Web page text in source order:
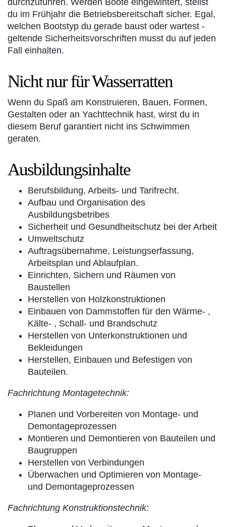
durchzuführen. Werden Boote eingewintert, stellst
du im Frühjahr die Betriebsbereitschaft sicher. Egal,
welchen Bootstyp du gerade baust oder wartest -
geltende Sicherheitsvorschriften musst du auf jeden
Fall einhalten.
Nicht nur für Wasserratten
Wenn du Spaß am Konstruieren, Bauen, Formen,
Gestalten oder an Yachttechnik hast, wirst du in
diesem Beruf garantiert nicht ins Schwimmen
geraten.
Ausbildungsinhalte
Berufsbildung, Arbeits- und Tarifrecht.
Aufbau und Organisation des
Ausbildungsbetribes
Sicherheit und Gesundheitschutz bei der Arbeit
Umweltschutz
Auftragsübernahme, Leistungserfassung,
Arbeitsplan und Ablaufplan.
Einrichten, Sichern und Räumen von
Baustellen
Herstellen von Holzkonstruktionen
Einbauen von Dammstoffen für den Wärme- ,
Kälte- , Schall- und Brandschutz
Herstellen von Unterkonstruktionen und
Bekleidungen
Herstellen, Einbauen und Befestigen von
Bauteilen.
Fachrichtung Montagetechnik:
Planen und Vorbereiten von Montage- und
Demontageprozessen
Montieren und Demontieren von Bauteilen und
Baugruppen
Herstellen von Verbindungen
Überwachen und Optimieren von Montage-
und Demontageprozessen
Fachrichtung Konstruktionstechnik: